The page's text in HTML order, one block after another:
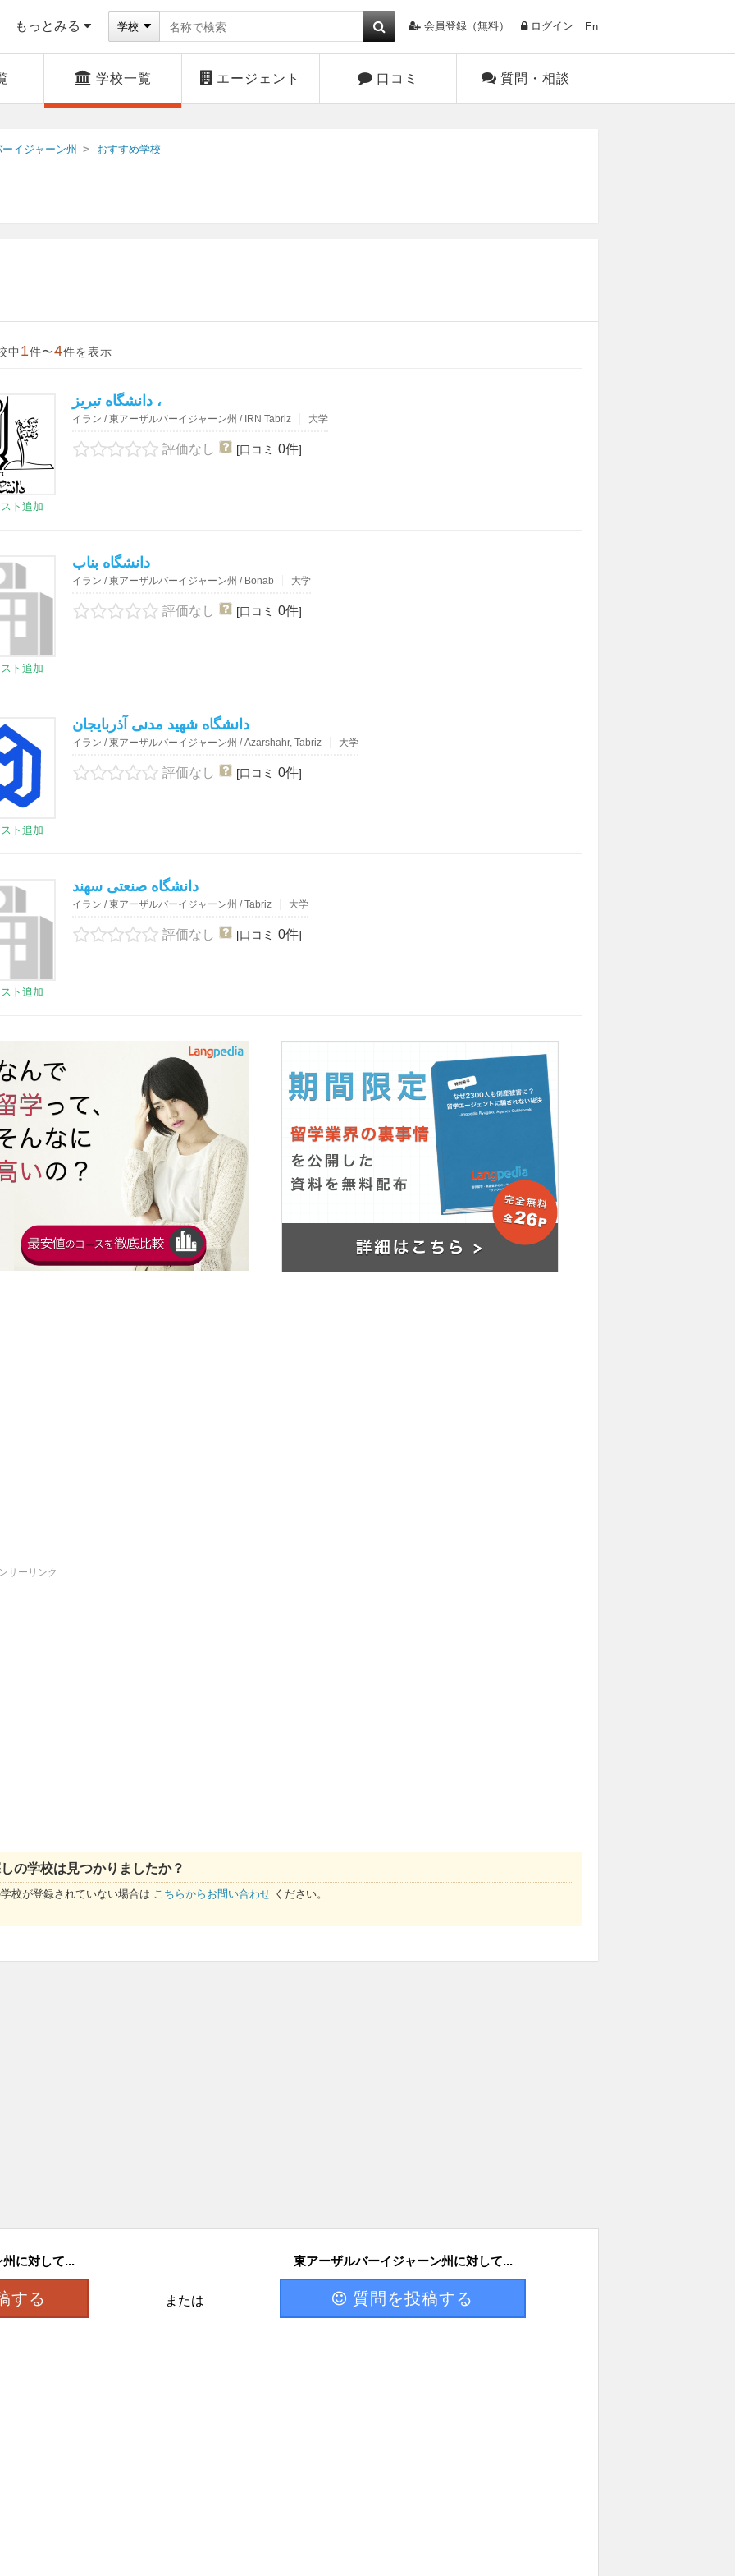
もっとみる 学校 会員登録（無料） ログイン En
学校一覧 エージェント 口コミ 質問・相談
イジャーン州 おすすめ学校
中 1件〜4件を表示
دانشگاه تبريز ،
イラン / 東アーザルバーイジャーン州 / IRN Tabriz 大学
評価なし [口コミ 0件]
ト追加
دانشگاه بناب
イラン / 東アーザルバーイジャーン州 / Bonab 大学
評価なし [口コミ 0件]
ト追加
دانشگاه شهید مدنی آذربایجان
イラン / 東アーザルバーイジャーン州 / Azarshahr, Tabriz 大学
評価なし [口コミ 0件]
ト追加
دانشگاه صنعتی سهند
イラン / 東アーザルバーイジャーン州 / Tabriz 大学
評価なし [口コミ 0件]
ト追加
サーリンク
の学校は見つかりましたか？
校が登録されていない場合は こちらからお問い合わせ ください。
に対して...
する または
東アーザルバーイジャーン州に対して...
質問を投稿する